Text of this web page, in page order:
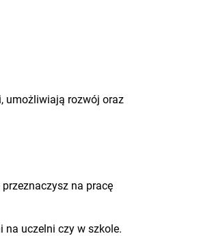
umożliwiają rozwój oraz
na pracę
na uczelni czy w szkole.